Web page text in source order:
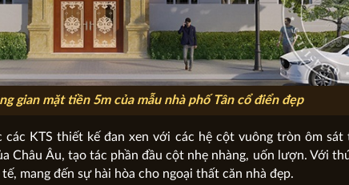
gian mặt tiền 5m của mẫu nhà phố Tân cổ điển đẹp
các KTS thiết kế đan xen với các hệ cột vuông tròn ôm
Châu Âu, tạo tác phần đầu cột nhẹ nhàng, uốn lượn. Với
mang đến sự hài hòa cho ngoại thất căn nhà đẹp.